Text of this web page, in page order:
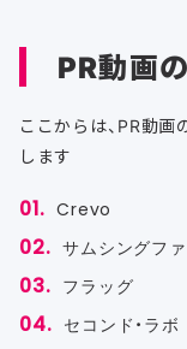
PR動画
ここからは、PR動
します
Crevo
サムシングフ
フラッグ
セコンド・ラボ